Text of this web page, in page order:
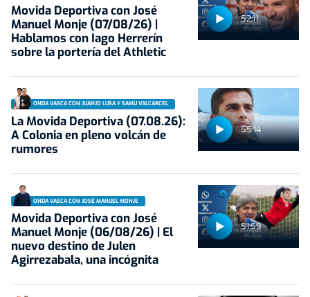
52:11
Movida Deportiva con José
Manuel Monje (07/08/26) |
Hablamos con Iago Herrerín
sobre la portería del Athletic
55:14
ONDA VASCA CON JUANJO LUSA Y SAMU VALCÁRCEL
La Movida Deportiva (07.08.26):
A Colonia en pleno volcán de
rumores
51:59
ONDA VASCA CON JOSÉ MANUEL MONJE
Movida Deportiva con José
Manuel Monje (06/08/26) | El
nuevo destino de Julen
Agirrezabala, una incógnita